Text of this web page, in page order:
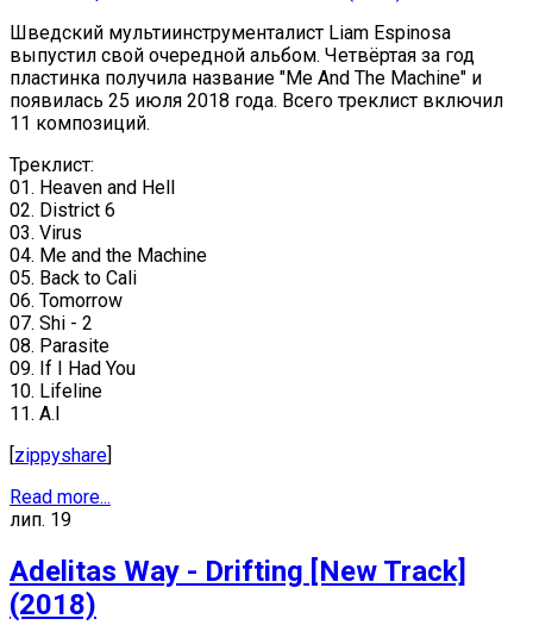
Шведский мультиинструменталист Liam Espinosa
выпустил свой очередной альбом. Четвёртая за год
пластинка получила название "Me And The Machine" и
появилась 25 июля 2018 года. Всего треклист включил
11 композиций.
Треклист:
01. Heaven and Hell
02. District 6
03. Virus
04. Me and the Machine
05. Back to Cali
06. Tomorrow
07. Shi - 2
08. Parasite
09. If I Had You
10. Lifeline
11. A.I
zippyshare
Read more...
лип. 19
Adelitas Way - Drifting [New Track]
(2018)